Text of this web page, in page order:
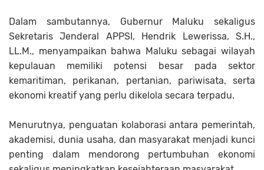
Dalam sambutannya, Gubernur Maluku sekaligus
Sekretaris Jenderal APPSI, Hendrik Lewerissa, S.H.,
LL.M., menyampaikan bahwa Maluku sebagai wilayah
kepulauan memiliki potensi besar pada sektor
kemaritiman, perikanan, pertanian, pariwisata, serta
ekonomi kreatif yang perlu dikelola secara terpadu.
Menurutnya, penguatan kolaborasi antara pemerintah,
akademisi, dunia usaha, dan masyarakat menjadi kunci
penting dalam mendorong pertumbuhan ekonomi